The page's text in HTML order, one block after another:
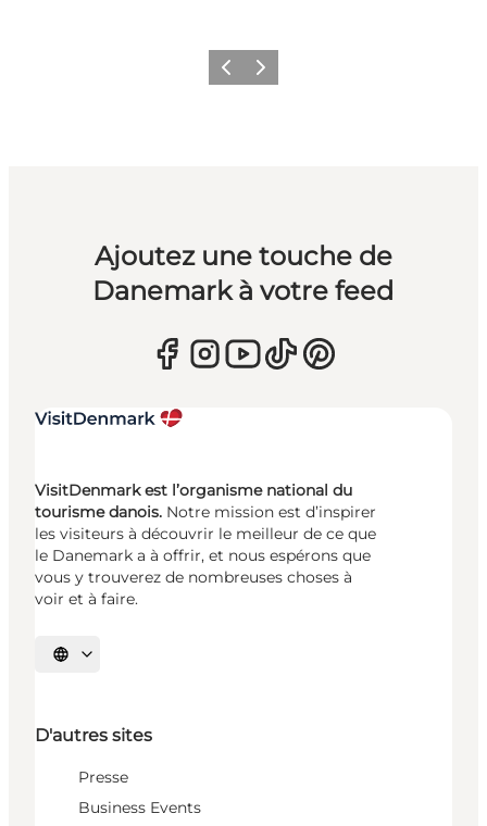
PrécédentSuivant
Ajoutez une touche de
Danemark à votre feed
VisitDenmark est l’organisme national du
tourisme danois. Notre mission est d’inspirer
les visiteurs à découvrir le meilleur de ce que
le Danemark a à offrir, et nous espérons que
vous y trouverez de nombreuses choses à
voir et à faire.
Choisissez la langue
D'autres sites
Presse
Business Events